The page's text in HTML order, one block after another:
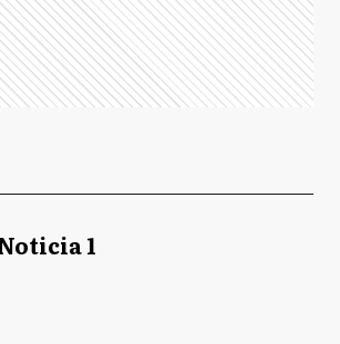
1